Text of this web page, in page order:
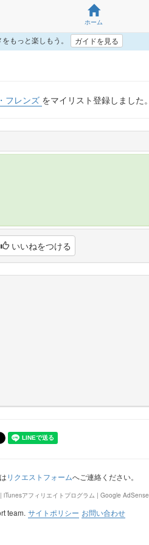
ホーム
もっと楽しもう。 ガイドを見る
フレンズ をマイリスト登録しました。
いいねをつける
リクエストフォームへご連絡ください。
iTunesアフィリエイトプログラム | Google AdSense
team. サイトポリシー お問い合わせ